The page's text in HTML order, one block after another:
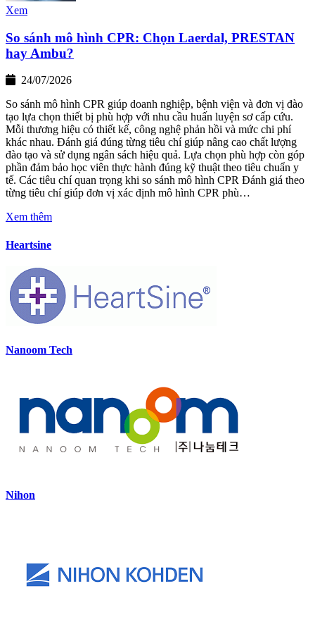
Xem
So sánh mô hình CPR: Chọn Laerdal, PRESTAN
hay Ambu?
24/07/2026
So sánh mô hình CPR giúp doanh nghiệp, bệnh viện và đơn vị đào
tạo lựa chọn thiết bị phù hợp với nhu cầu huấn luyện sơ cấp cứu.
Mỗi thương hiệu có thiết kế, công nghệ phản hồi và mức chi phí
khác nhau. Đánh giá đúng từng tiêu chí giúp nâng cao chất lượng
đào tạo và sử dụng ngân sách hiệu quả. Lựa chọn phù hợp còn góp
phần đảm bảo học viên thực hành đúng kỹ thuật theo tiêu chuẩn y
tế. Các tiêu chí quan trọng khi so sánh mô hình CPR Đánh giá theo
từng tiêu chí giúp đơn vị xác định mô hình CPR phù…
Xem thêm
Heartsine
Nanoom Tech
Nihon